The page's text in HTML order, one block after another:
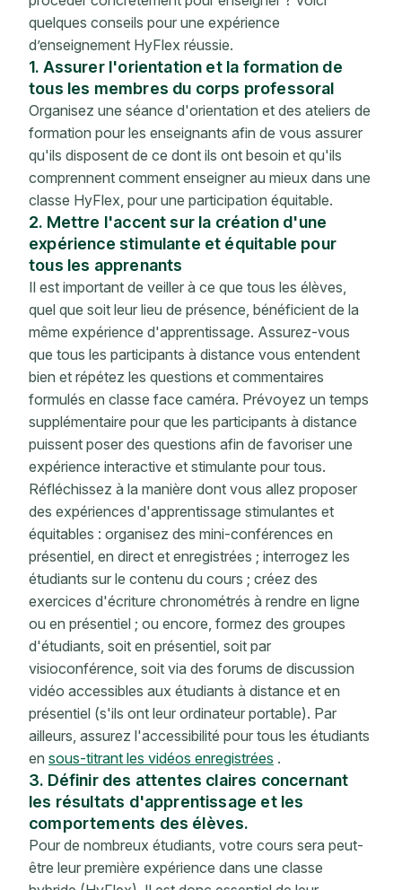
quelques conseils pour une expérience
d’enseignement HyFlex réussie.
1. Assurer l'orientation et la formation de
tous les membres du corps professoral
Organisez une séance d'orientation et des ateliers de
formation pour les enseignants afin de vous assurer
qu'ils disposent de ce dont ils ont besoin et qu'ils
comprennent comment enseigner au mieux dans une
classe HyFlex, pour une participation équitable.
2. Mettre l'accent sur la création d'une
expérience stimulante et équitable pour
tous les apprenants
Il est important de veiller à ce que tous les élèves,
quel que soit leur lieu de présence, bénéficient de la
même expérience d'apprentissage. Assurez-vous
que tous les participants à distance vous entendent
bien et répétez les questions et commentaires
formulés en classe face caméra. Prévoyez un temps
supplémentaire pour que les participants à distance
puissent poser des questions afin de favoriser une
expérience interactive et stimulante pour tous.
Réfléchissez à la manière dont vous allez proposer
des expériences d'apprentissage stimulantes et
équitables : organisez des mini-conférences en
présentiel, en direct et enregistrées ; interrogez les
étudiants sur le contenu du cours ; créez des
exercices d'écriture chronométrés à rendre en ligne
ou en présentiel ; ou encore, formez des groupes
d'étudiants, soit en présentiel, soit par
visioconférence, soit via des forums de discussion
vidéo accessibles aux étudiants à distance et en
présentiel (s'ils ont leur ordinateur portable). Par
ailleurs, assurez l'accessibilité pour tous les étudiants
en sous-titrant les vidéos enregistrées .
3. Définir des attentes claires concernant
les résultats d'apprentissage et les
comportements des élèves.
Pour de nombreux étudiants, votre cours sera peut-
être leur première expérience dans une classe